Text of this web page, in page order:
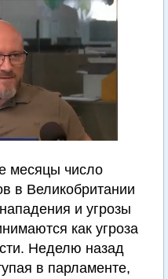
месяцы число
в Великобритании
и угрозы
как угроза
Неделю назад
в парламенте,